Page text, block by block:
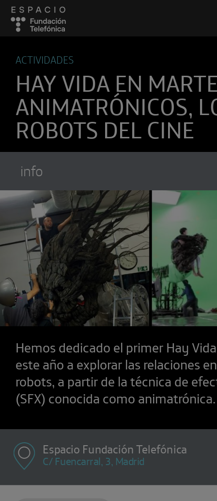
ACTIVIDADES
HAY VIDA EN
ANIMATRÓNICOS,
ROBOTS DEL CINE
info
Hemos dedicado el primer Hay
este año a explorar las relaciones
robots, a partir de la técnica de
(SFX) conocida como animatrónica.
Espacio Fundación Telefónica
C/ Fuencarral, 3, Madrid
Suscríbete a
Utiliza cualquiera de tus clietes
recibir los nuevos episodios al